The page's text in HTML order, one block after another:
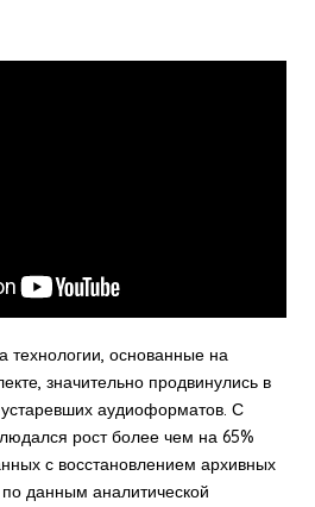
технологии, основанные на
значительно продвинулись в
аудиоформатов. С
рост более чем на 65%
с восстановлением архивных
данным аналитической